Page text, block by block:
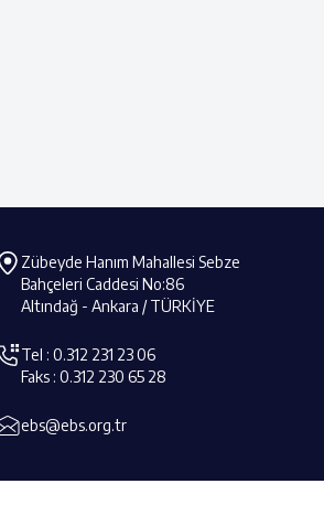
Zübeyde Hanım Mahallesi Sebze
Bahçeleri Caddesi No:86
Altındağ - Ankara / TÜRKİYE
Tel : 0.312 231 23 06
Faks : 0.312 230 65 28
ebs@ebs.org.tr